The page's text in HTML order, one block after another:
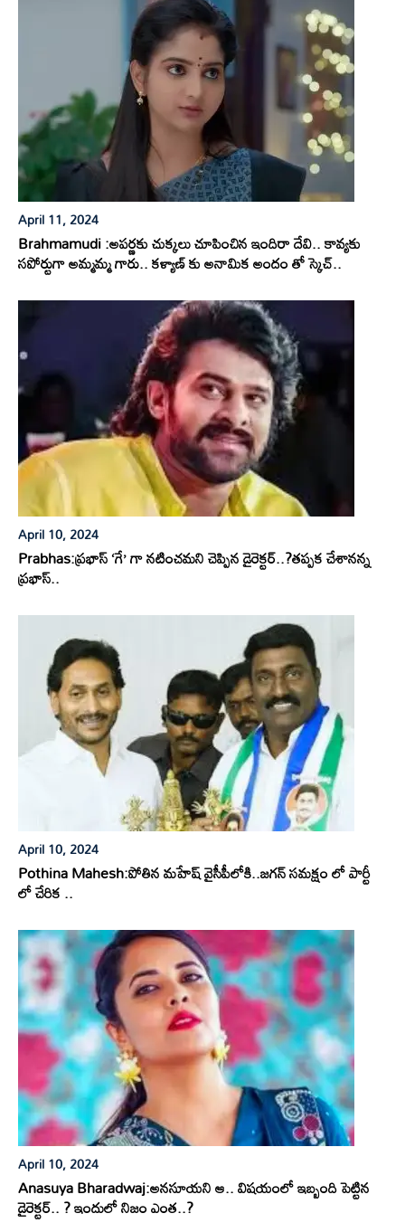
April 11, 2024
Brahmamudi :అపర్ణకు చుక్కలు చూపించిన ఇందిరా దేవి.. కావ్యకు
సపోర్టుగా అమ్మమ్మ గారు.. కళ్యాణ్ కు అనామిక అందం తో స్కెచ్..
April 10, 2024
Prabhas:ప్రభాస్ ‘గే’ గా నటించమని చెప్పిన డైరెక్టర్..?తప్పక చేశానన్న
ప్రభాస్..
April 10, 2024
Pothina Mahesh:పోతిన మహేష్ వైసీపీలోకి..జగన్ సమక్షం లో పార్టీ
లో చేరిక ..
April 10, 2024
Anasuya Bharadwaj:అనసూయని ఆ.. విషయంలో ఇబ్బంది పెట్టిన
డైరెక్టర్.. ? ఇందులో నిజం ఎంత..?